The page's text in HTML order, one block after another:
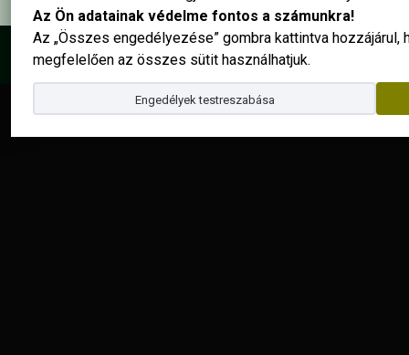
Az Ön adatainak védelme fontos a számunkra!
Az „Összes engedélyezése” gombra kattintva hozzájárul,
megfelelően az összes sütit használhatjuk.
Engedélyek testreszabása
© 2025 - Georgikon Alapítvány |site by